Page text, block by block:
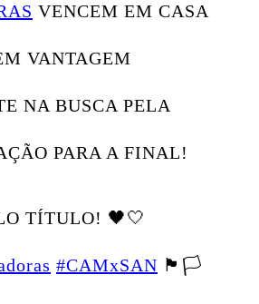
VENCEM EM CASA
VANTAGEM
NA BUSCA PELA
PARA A FINAL!
TÍTULO! 🖤🤍
#CAMxSAN 🏴🏳️